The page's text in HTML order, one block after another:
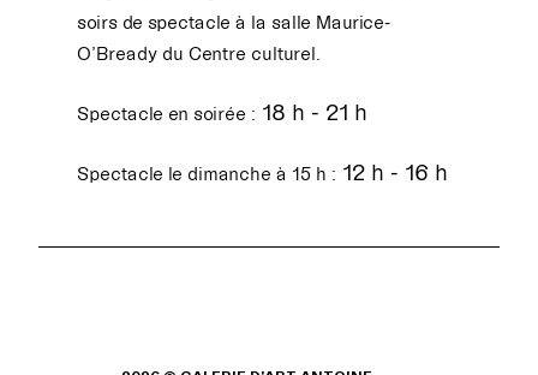
soirs de spectacle à la salle Maurice-
O’Bready du Centre culturel.
Spectacle en soirée : 18 h - 21 h
Spectacle le dimanche à 15 h : 12 h - 16 h